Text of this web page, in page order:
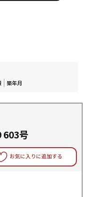
築年月
603号
お気に入りに追加する